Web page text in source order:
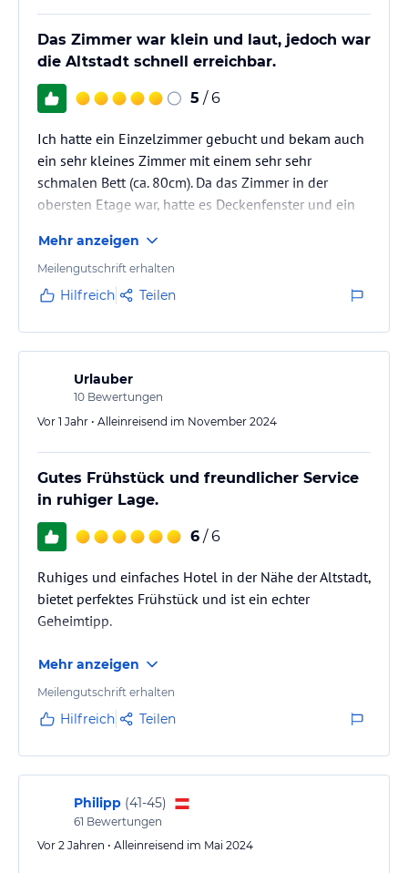
Das Zimmer war klein und laut, jedoch war
die Altstadt schnell erreichbar.
5 / 6
Ich hatte ein Einzelzimmer gebucht und bekam auch
ein sehr kleines Zimmer mit einem sehr sehr
schmalen Bett (ca. 80cm). Da das Zimmer in der
obersten Etage war, hatte es Deckenfenster und ein
Fenster offen, ist es sehr laut im Zimmer, da die Tram
direkt vor dem Hotel fährt.
Ich glaube aber, die Doppelzimmer sind besser.
ist man in der wunderschönen Altstadt.
Mehr anzeigen
Meilengutschrift erhalten
Hilfreich Teilen
Urlauber
10 Bewertungen
Vor 1 Jahr • Alleinreisend im November 2024
Gutes Frühstück und freundlicher Service
in ruhiger Lage.
6 / 6
Ruhiges und einfaches Hotel in der Nähe der Altstadt,
bietet perfektes Frühstück und ist ein echter
Geheimtipp.
Mehr anzeigen
Meilengutschrift erhalten
Hilfreich Teilen
Philipp (41-45)
61 Bewertungen
Vor 2 Jahren • Alleinreisend im Mai 2024